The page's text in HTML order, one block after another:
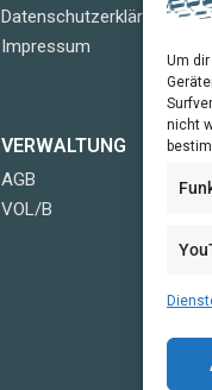
Um
nicht
Datenschutzerklärung
Impressum
VERWALTUNG
AGB
VOL/B